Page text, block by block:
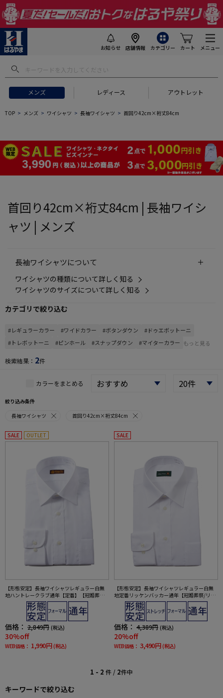
お知らせ 店舗情報 カテゴリー カート メニュー
メンズ レディース アウトレット
フトにおすすめ #セットアップ スーツ
TOP メンズ ワイシャツ 長袖ワイシャツ 首回り42cm×裄丈84cm
首回り42cm×裄丈84cm | 長袖ワイシ
ャツ | メンズ
長袖ワイシャツについて
ワイシャツの種類について詳しく知る
ワイシャツのサイズについて詳しく知る
カテゴリで絞り込む
#レギュラーカラー #ワイドカラー #ボタンダウン
#ドゥエボットーニ
#トレボットーニ
#ピンホール #スナップダウン #マイターカラー もっと見る
検索結果： 2件
カラーをまとめる
絞り込み条件
長袖ワイシャツ
首回り42cm×裄丈84cm
SALE OUTLET
【形態安定】長袖ワイシャツレギュラー白無
地ハントレークラブ通年【定番】【冠婚葬祭/
リクルート使用可】
価格： 2,849円 (税込)
30%off
WEB価格： 1,990円 (税込)
SALE
【形態安定】長袖ワイシャツレギュラー白無
地定番リッケンバッカー通年【冠婚葬祭/リク
ルート使用可】
価格： 4,389円 (税込)
20%off
WEB価格： 3,490円 (税込)
1 - 2 件 / 2件中
キーワードで絞り込む